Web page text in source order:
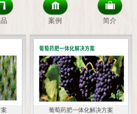
案例 简介
葡萄药肥一体化解决方案